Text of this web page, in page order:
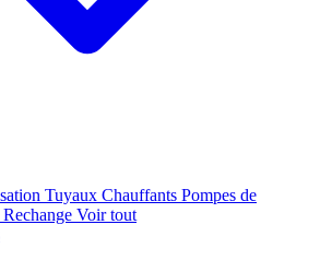
Tuyaux Chauffants Pompes de
Voir tout